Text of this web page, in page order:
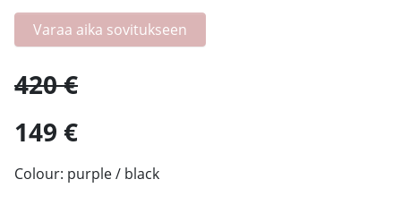
Varaa aika sovitukseen
420 €
149 €
Colour: purple / black